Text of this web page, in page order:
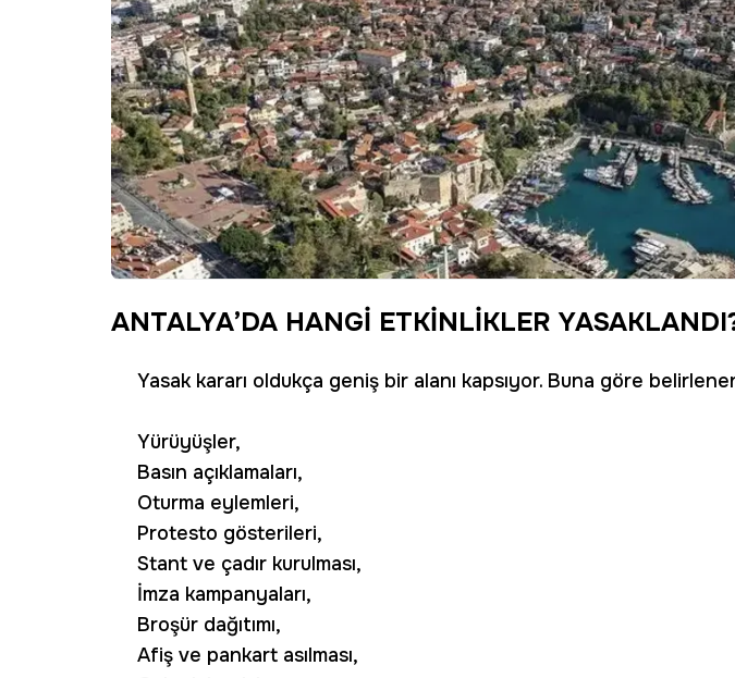
ANTALYA’DA HANGİ ETKİNLİKLER
Yasak kararı oldukça geniş bir alanı kapsıyor. Buna göre
Yürüyüşler,
Basın açıklamaları,
Oturma eylemleri,
Protesto gösterileri,
Stant ve çadır kurulması,
İmza kampanyaları,
Broşür dağıtımı,
Afiş ve pankart asılması,